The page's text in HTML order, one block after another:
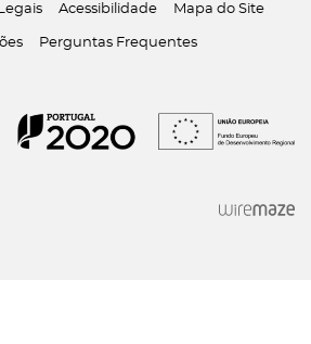
Acessibilidade Mapa do Site
Perguntas Frequentes